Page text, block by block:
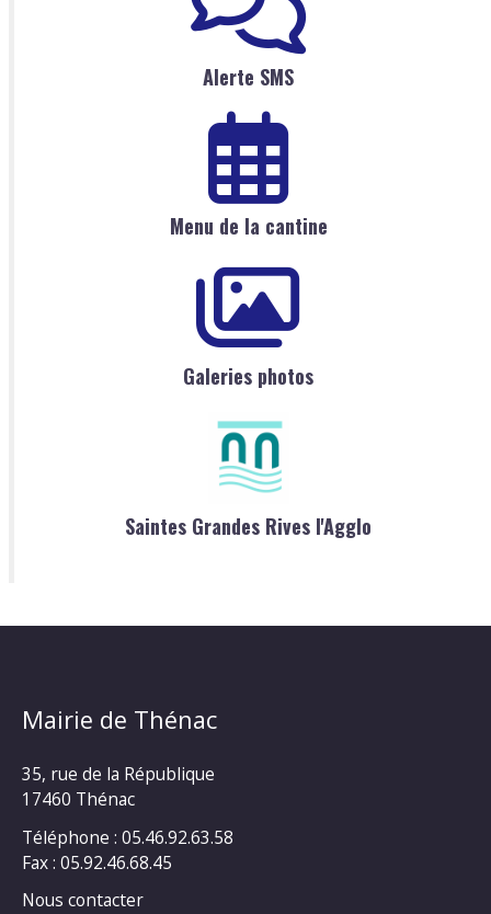
Alerte SMS
Menu de la cantine
Galeries photos
Saintes Grandes Rives l'Agglo
Mairie de Thénac
35, rue de la République
17460 Thénac
Téléphone : 05.46.92.63.58
Fax : 05.92.46.68.45
Nous contacter